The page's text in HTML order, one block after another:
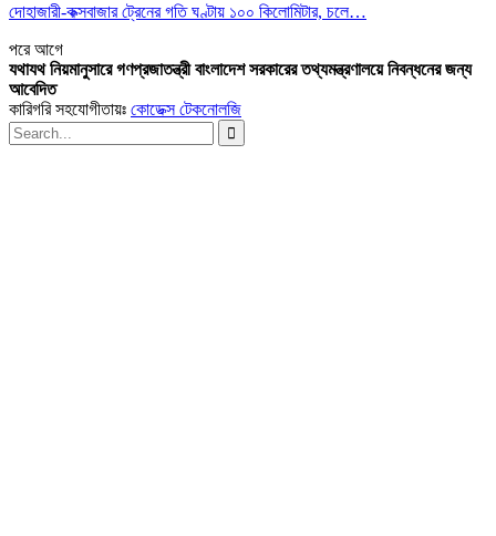
দোহাজারী-কক্সবাজার ট্রেনের গতি ঘণ্টায় ১০০ কিলোমিটার, চলে…
পরেআগে
যথাযথ নিয়মানুসারে গণপ্রজাতন্ত্রী বাংলাদেশ সরকারের তথ্যমন্ত্রণালয়ে নিবন্ধনের জন্য
আবেদিত
কারিগরি সহযোগীতায়ঃ কোডেক্স টেকনোলজি